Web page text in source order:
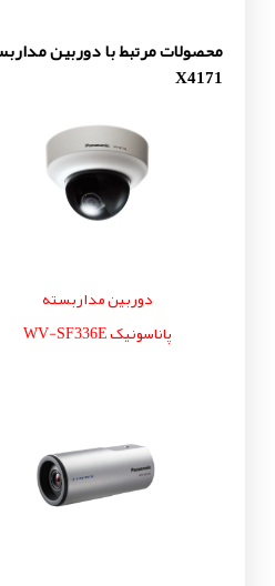
X4171
دوربین مداربسته
پاناسونیک WV-SF336E